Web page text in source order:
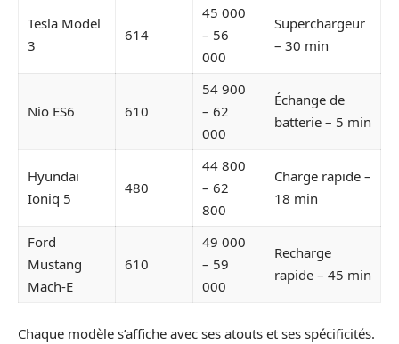
Tesla Model
3
614
45 000
– 56
000
Superchargeur
– 30 min
Nio ES6 610
54 900
– 62
000
Échange de
batterie – 5 min
Hyundai
Ioniq 5
480
44 800
– 62
800
Charge rapide –
18 min
Ford
Mustang
Mach-E
610
49 000
– 59
000
Recharge
rapide – 45 min
Chaque modèle s’affiche avec ses atouts et ses spécificités.